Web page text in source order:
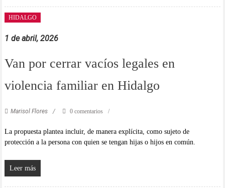
HIDALGO
1 de abril, 2026
Van por cerrar vacíos legales en
violencia familiar en Hidalgo
Marisol Flores 0 comentarios
La propuesta plantea incluir, de manera explícita, como sujeto de
protección a la persona con quien se tengan hijas o hijos en común.
Leer más